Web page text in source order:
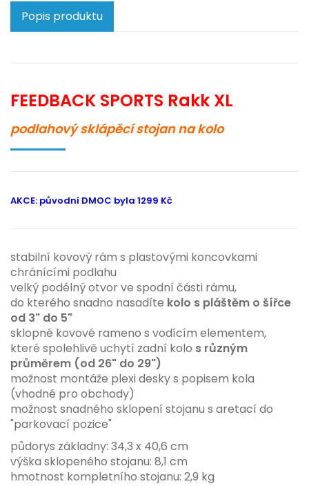
Popis produktu
FEEDBACK SPORTS Rakk XL
podlahový sklápěcí stojan na kolo
AKCE: původní DMOC byla 1299 Kč
stabilní kovový rám s plastovými koncovkami
chránícími podlahu
velký podélný otvor ve spodní části rámu,
do kterého snadno nasadíte kolo s pláštěm o šířce
od 3" do 5"
sklopné kovové rameno s vodícím elementem,
které spolehlivě uchytí zadní kolo s různým
průměrem (od 26" do 29")
možnost montáže plexi desky s popisem kola
(vhodné pro obchody)
možnost snadného sklopení stojanu s aretací do
"parkovací pozice"
půdorys základny: 34,3 x 40,6 cm
výška sklopeného stojanu: 8,1 cm
hmotnost kompletního stojanu: 2,9 kg